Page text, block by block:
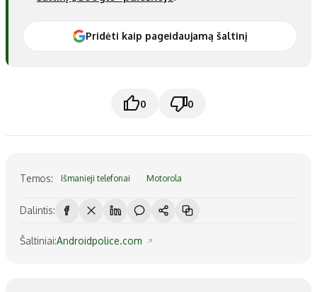
Pridėti kaip pageidaujamą šaltinį
0 0
Temos: Išmanieji telefonai Motorola
Dalintis:
Šaltiniai:Androidpolice.com